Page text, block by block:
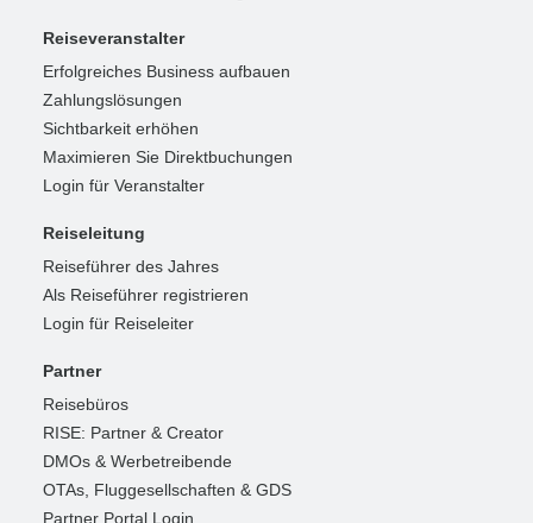
Reiseveranstalter
Erfolgreiches Business aufbauen
Zahlungslösungen
Sichtbarkeit erhöhen
Maximieren Sie Direktbuchungen
Login für Veranstalter
Reiseleitung
Reiseführer des Jahres
Als Reiseführer registrieren
Login für Reiseleiter
Partner
Reisebüros
RISE: Partner & Creator
DMOs & Werbetreibende
OTAs, Fluggesellschaften & GDS
Partner Portal Login